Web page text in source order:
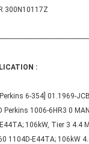
300N10117Z
:
6-354] 01.1969-
Perkins 1006-6HR3 0
106kW, Tier 3 4.4
1104D-E44TA; 106kW